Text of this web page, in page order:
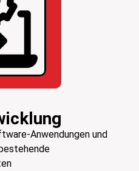
Anwendungen und